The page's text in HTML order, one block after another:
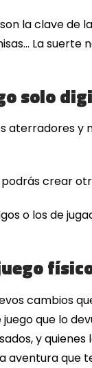
la clave de
La
solo
aterradores
crear
o los de
cambios
que lo
y
que